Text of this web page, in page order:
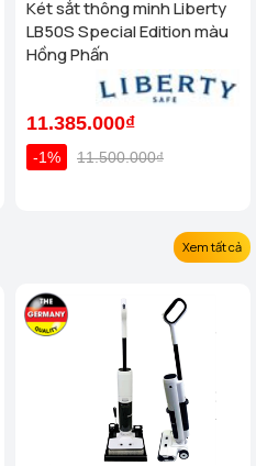
Két sắt thông minh Liberty
LB50S Special Edition màu
Hồng Phấn
11.385.000₫
-1% 11.500.000₫
Xem tất cả